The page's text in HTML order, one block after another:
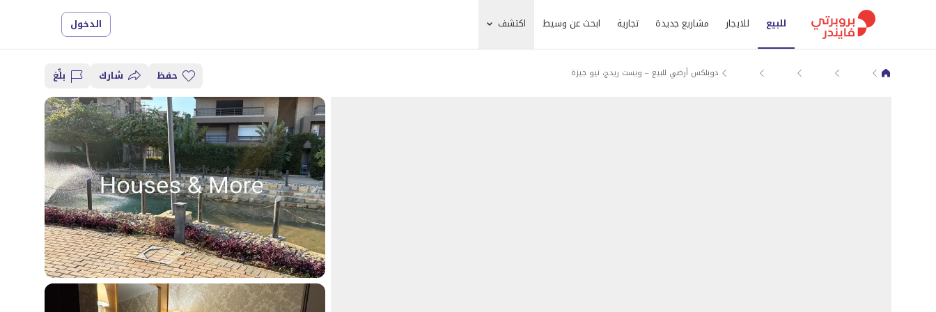
للبيع للايجار مشاريع جديدة تجارية ابحث عن وسيط اكتشف الدخول
بنتهاوس (روف) للبيع في الجيزةطريق مصر اسكندرية الصحراويدوبلكس أرضي للبيع – ويست ريدج، نيو جيزة حفظ شارك بلِّغ